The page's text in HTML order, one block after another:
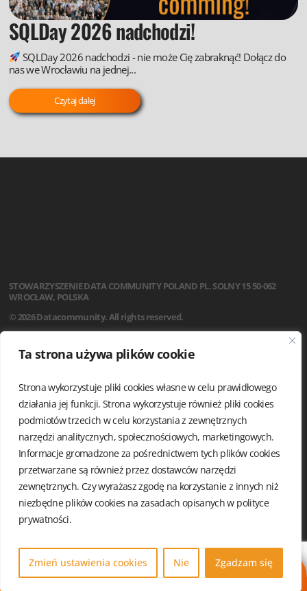
Ta strona używa plików cookie
Strona wykorzystuje pliki cookies własne w celu prawidłowego
działania jej funkcji. Strona wykorzystuje również pliki cookies
podmiotów trzecich w celu korzystania z zewnętrznych
narzędzi analitycznych, społecznościowych, marketingowych.
Informacje gromadzone za pośrednictwem tych plików cookies
przetwarzane są również przez dostawców narzędzi
zewnętrznych. Czy wyrażasz zgodę na korzystanie z innych niż
niezbędne plików cookies na zasadach opisanych w polityce
prywatności.
Zmień ustawienia cookies Nie Zgadzam się
SQLDay 2026 nadchodzi!
SQLDay 2026 nadchodzi - nie może Cię zabraknąć! Dołącz do
nas we Wrocławiu na jednej...
Czytaj dalej
STOWARZYSZENIEDATA COMMUNITY POLAND PL. SOLNY 1550-062
WROCŁAW, POLSKA
© 2026 Datacommunity. All rights reserved.
AKTUALNOŚCI
STATUT
REGULAMIN
ZARZĄD I KOMISJA REWIZYJNA
GRUPY LOKALNE
KALENDARIUM
KONTAKT
POLITYKA PRYWATNOŚCI